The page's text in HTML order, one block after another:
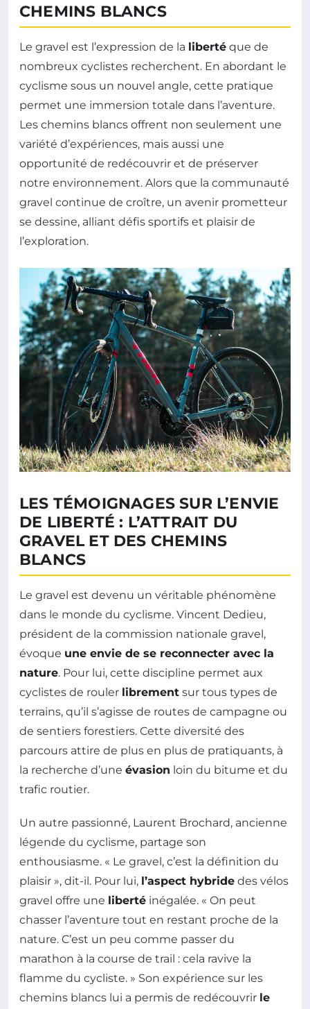
CHEMINS BLANCS
Le gravel est l’expression de la liberté que de
nombreux cyclistes recherchent. En abordant le
cyclisme sous un nouvel angle, cette pratique
permet une immersion totale dans l’aventure.
Les chemins blancs offrent non seulement une
variété d’expériences, mais aussi une
opportunité de redécouvrir et de préserver
notre environnement. Alors que la communauté
gravel continue de croître, un avenir prometteur
se dessine, alliant défis sportifs et plaisir de
l’exploration.
LES TÉMOIGNAGES SUR L’ENVIE
DE LIBERTÉ : L’ATTRAIT DU
GRAVEL ET DES CHEMINS
BLANCS
Le gravel est devenu un véritable phénomène
dans le monde du cyclisme. Vincent Dedieu,
président de la commission nationale gravel,
évoque une envie de se reconnecter avec la
nature. Pour lui, cette discipline permet aux
cyclistes de rouler librement sur tous types de
terrains, qu’il s’agisse de routes de campagne ou
de sentiers forestiers. Cette diversité des
parcours attire de plus en plus de pratiquants, à
la recherche d’une évasion loin du bitume et du
trafic routier.
Un autre passionné, Laurent Brochard, ancienne
légende du cyclisme, partage son
enthousiasme. « Le gravel, c’est la définition du
plaisir », dit-il. Pour lui, l’aspect hybride des vélos
gravel offre une liberté inégalée. « On peut
chasser l’aventure tout en restant proche de la
nature. C’est un peu comme passer du
marathon à la course de trail : cela ravive la
flamme du cycliste. » Son expérience sur les
chemins blancs lui a permis de redécouvrir le